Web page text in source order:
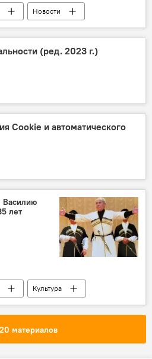
Новости
(ред. 2023 г.)
Cookie и автоматического
Василию
лет
Культура
материалов